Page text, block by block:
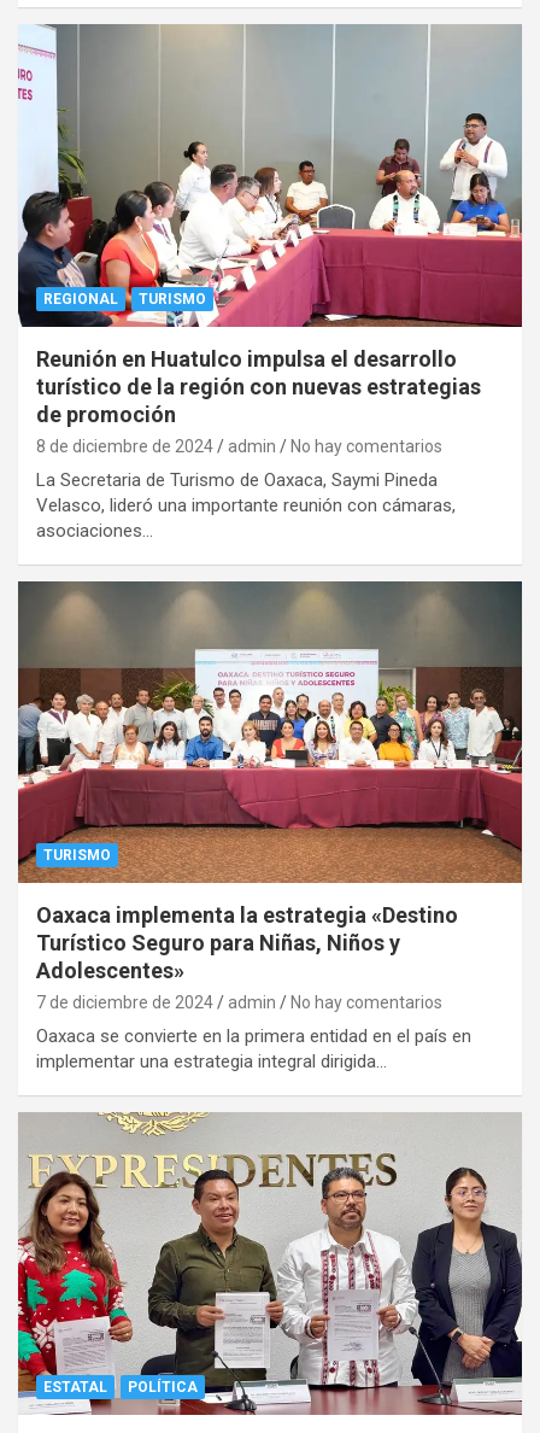
REGIONAL TURISMO
Reunión en Huatulco impulsa el desarrollo
turístico de la región con nuevas estrategias
de promoción
8 de diciembre de 2024 admin No hay comentarios
La Secretaria de Turismo de Oaxaca, Saymi Pineda
Velasco, lideró una importante reunión con cámaras,
asociaciones…
TURISMO
Oaxaca implementa la estrategia «Destino
Turístico Seguro para Niñas, Niños y
Adolescentes»
7 de diciembre de 2024 admin No hay comentarios
Oaxaca se convierte en la primera entidad en el país en
implementar una estrategia integral dirigida…
ESTATAL POLÍTICA